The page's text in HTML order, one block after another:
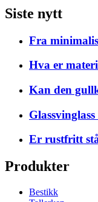
Siste nytt
Fra
Hva er
Kan den
Er rustfritt
Produkter
Bestikk